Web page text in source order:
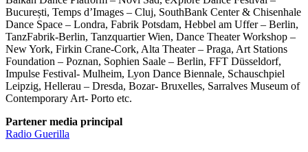
București, Temps d’Images – Cluj, SouthBank Center & Chisenhale
Dance Space – Londra, Fabrik Potsdam, Hebbel am Uffer – Berlin,
TanzFabrik-Berlin, Tanzquartier Wien, Dance Theater Workshop –
New York, Firkin Crane-Cork, Alta Theater – Praga, Art Stations
Foundation – Poznan, Sophien Saale – Berlin, FFT Düsseldorf,
Impulse Festival- Mulheim, Lyon Dance Biennale, Schauschpiel
Leipzig, Hellerau – Dresda, Bozar- Bruxelles, Sarralves Museum of
Contemporary Art- Porto etc.
Partener media principal
Radio Guerilla